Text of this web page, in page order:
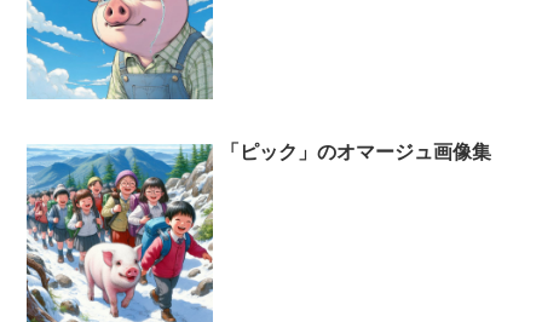
「ピック」のオマージュ画像集